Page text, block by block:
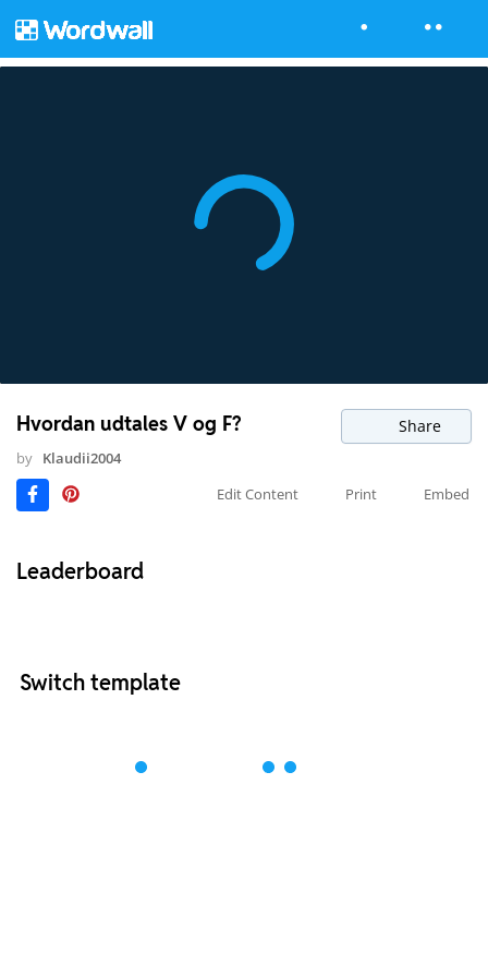
Hvordan udtales V og F? Share
by Klaudii2004
Edit Content
Print Embed
Leaderboard
Switch template